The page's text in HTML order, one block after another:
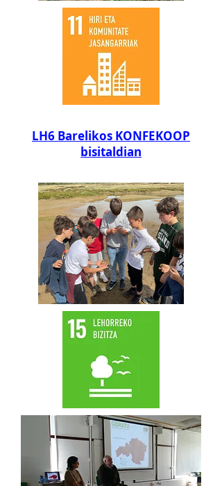
LH6 Barelikos KONFEKOOP
bisitaldian